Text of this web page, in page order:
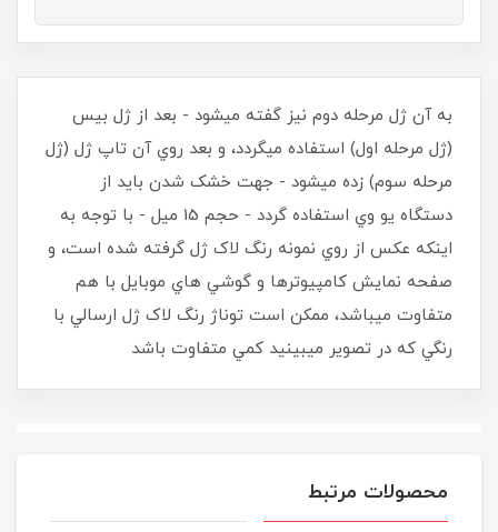
به آن ژل مرحله دوم نيز گفته ميشود - بعد از ژل بيس
(ژل مرحله اول) استفاده ميگردد، و بعد روي آن تاپ ژل (ژل
مرحله سوم) زده ميشود - جهت خشک شدن بايد از
دستگاه يو وي استفاده گردد - حجم 15 ميل - با توجه به
اينکه عکس از روي نمونه رنگ لاک ژل گرفته شده است، و
صفحه نمايش کامپيوترها و گوشي هاي موبايل با هم
متفاوت ميباشد، ممکن است توناژ رنگ لاک ژل ارسالي با
رنگي که در تصوير ميبينيد کمي متفاوت باشد
محصولات مرتبط